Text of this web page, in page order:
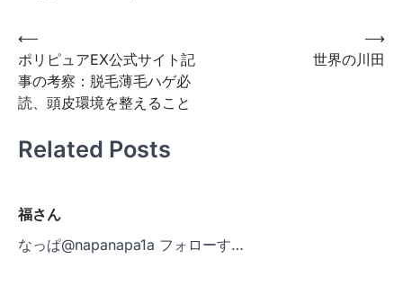
投
稿
ナ
ゲ
シ
ョ
⟵
ポリピュアEX公式サイト記
事の考察：脱毛薄毛ハゲ必
読、頭皮環境を整えること
世界の川田
⟶
Related Posts
福さん
なっぱ@napanapa1a フォローす…